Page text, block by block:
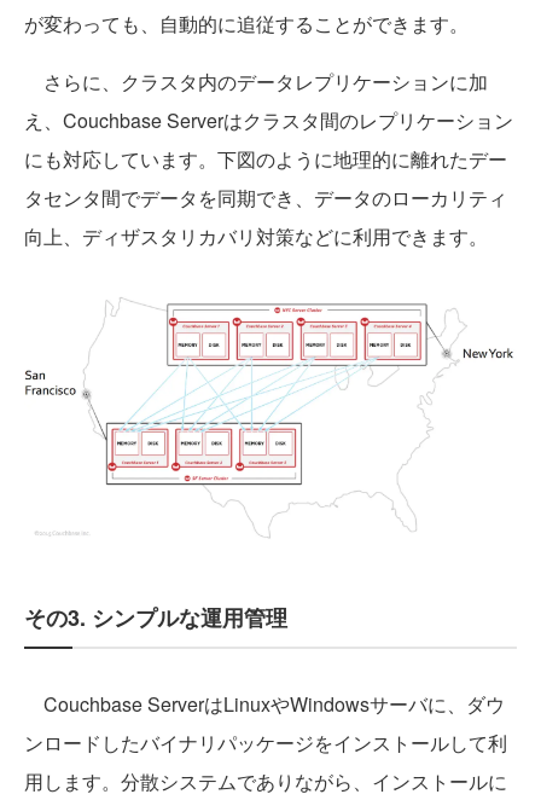
が変わっても、自動的に追従することができます。
さらに、クラスタ内のデータレプリケーションに加
え、Couchbase Serverはクラスタ間のレプリケーション
にも対応しています。下図のように地理的に離れたデー
タセンタ間でデータを同期でき、データのローカリティ
向上、ディザスタリカバリ対策などに利用できます。
その3. シンプルな運用管理
Couchbase ServerはLinuxやWindowsサーバに、ダウ
ンロードしたバイナリパッケージをインストールして利
用します。分散システムでありながら、インストールに